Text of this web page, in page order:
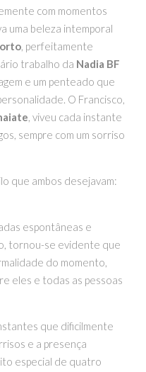
com momentos
uma beleza intemporal
, perfeitamente
trabalho da Nadia BF
e um penteado que
O Francisco,
, viveu cada instante
sempre com um sorriso
que ambos desejavam:
espontâneas e
tornou-se evidente que
do momento,
eles e todas as pessoas
que dificilmente
e a presença
especial de quatro